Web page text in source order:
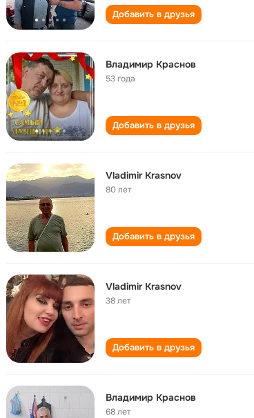
Добавить в друзья
Владимир Краснов
53 года
Добавить в друзья
Vladimir Krasnov
80 лет
Добавить в друзья
Vladimir Krasnov
38 лет
Добавить в друзья
Владимир Краснов
68 лет